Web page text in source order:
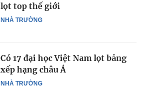
NHÀ TRƯỜNG
lọt top thế giới
NHÀ TRƯỜNG
Có 17 đại học Việt Nam lọt bảng
xếp hạng châu Á